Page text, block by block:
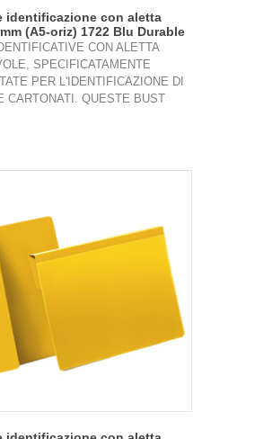
identificazione con aletta
(A5-oriz) 1722 Blu Durable
CON ALETTA
SPECIFICATAMENTE
PER L'IDENTIFICAZIONE DI
CARTONATI. QUESTE BUST